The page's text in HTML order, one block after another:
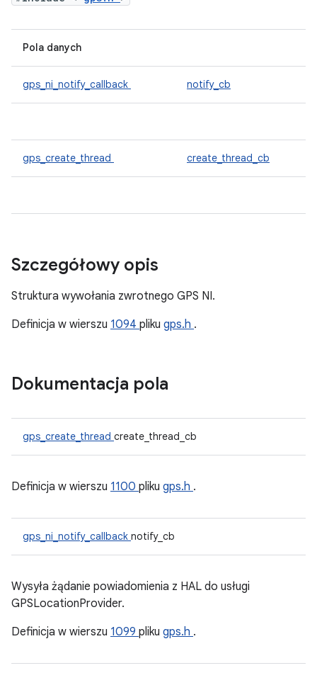
Pola danych
gps_ni_notify_callback notify_cb
gps_create_thread create_thread_cb
Szczegółowy opis
Struktura wywołania zwrotnego GPS NI.
Definicja w wierszu 1094 pliku gps.h .
Dokumentacja pola
gps_create_thread create_thread_cb
Definicja w wierszu 1100 pliku gps.h .
gps_ni_notify_callback notify_cb
Wysyła żądanie powiadomienia z HAL do usługi
GPSLocationProvider.
Definicja w wierszu 1099 pliku gps.h .